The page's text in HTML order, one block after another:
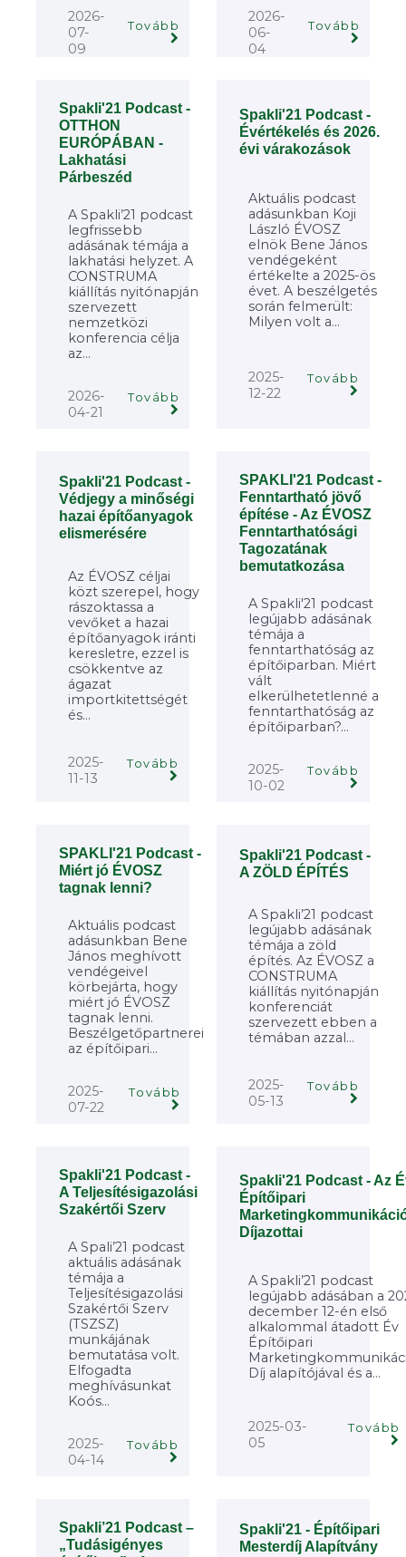
2026-
07-
09
Tovább
2026-
06-
04
Tovább
Spakli'21 Podcast -
OTTHON
EURÓPÁBAN -
Lakhatási
Párbeszéd
A Spakli’21 podcast
legfrissebb
adásának témája a
lakhatási helyzet. A
CONSTRUMA
kiállítás nyitónapján
szervezett
nemzetközi
konferencia célja
az...
2026-
04-21
Tovább
Spakli'21 Podcast -
Évértékelés és 2026.
évi várakozások
Aktuális podcast
adásunkban Koji
László ÉVOSZ
elnök Bene János
vendégeként
értékelte a 2025-ös
évet. A beszélgetés
során felmerült:
Milyen volt a...
2025-
12-22
Tovább
Spakli'21 Podcast -
Védjegy a minőségi
hazai építőanyagok
elismerésére
Az ÉVOSZ céljai
közt szerepel, hogy
rászoktassa a
vevőket a hazai
építőanyagok iránti
keresletre, ezzel is
csökkentve az
ágazat
importkitettségét
és...
2025-
11-13
Tovább
SPAKLI'21 Podcast -
Fenntartható jövő
építése - Az ÉVOSZ
Fenntarthatósági
Tagozatának
bemutatkozása
A Spakli'21 podcast
legújabb adásának
témája a
fenntarthatóság az
építőiparban. Miért
vált
elkerülhetetlenné a
fenntarthatóság az
építőiparban?...
2025-
10-02
Tovább
SPAKLI'21 Podcast -
Miért jó ÉVOSZ
tagnak lenni?
Aktuális podcast
adásunkban Bene
János meghívott
vendégeivel
körbejárta, hogy
miért jó ÉVOSZ
tagnak lenni.
Beszélgetőpartnerei
az építőipari...
2025-
07-22
Tovább
Spakli'21 Podcast -
A ZÖLD ÉPÍTÉS
A Spakli’21 podcast
legújabb adásának
témája a zöld
építés. Az ÉVOSZ a
CONSTRUMA
kiállítás nyitónapján
konferenciát
szervezett ebben a
témában azzal...
2025-
05-13
Tovább
Spakli'21 Podcast -
A Teljesítésigazolási
Szakértői Szerv
A Spali’21 podcast
aktuális adásának
témája a
Teljesítésigazolási
Szakértői Szerv
(TSZSZ)
munkájának
bemutatása volt.
Elfogadta
meghívásunkat
Koós...
2025-
04-14
Tovább
Spakli'21 Podcast - Az
Építőipari
Díjazottai
A Spakli’21 podcast
legújabb adásában a
december 12-én első
alkalommal átadott Év
Építőipari
Díj alapítójával és a...
2025-03-
05
Tovább
Spakli’21 Podcast –
„Tudásigényes
Spakli'21 - Építőipari
Mesterdíj Alapítvány